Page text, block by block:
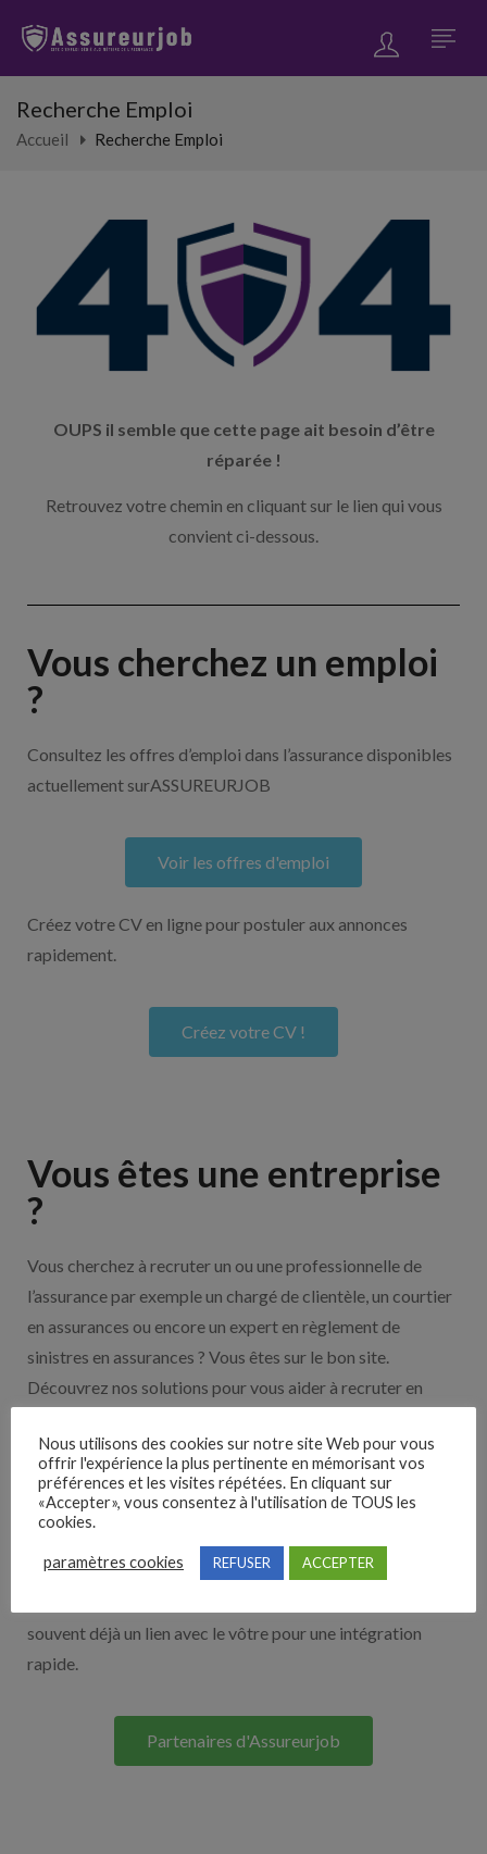
Recherche Emploi
Accueil Recherche Emploi
OUPS il semble que cette page ait besoin d’être
réparée !
Retrouvez votre chemin en cliquant sur le lien qui vous
convient ci-dessous.
Vous cherchez un emploi
?
Consultez les offres d’emploi dans l’assurance disponibles
actuellement surASSUREURJOB
Voir les offres d'emploi
Créez votre CV en ligne pour postuler aux annonces
rapidement.
Créez votre CV !
Vous êtes une entreprise
?
Vous cherchez à recruter un ou une professionnelle de
l’assurance par exemple un chargé de clientèle, un courtier
en assurances ou encore un expert en règlement de
sinistres en assurances ? Vous êtes sur le bon site.
Découvrez nos solutions pour vous aider à recruter en
Nos solutions entreprises
Découvrez nos partenaires ! Moteurs de recherches,
multidiffuseurs, sites payant… nombreux sont nos
souvent déjà un lien avec le vôtre pour une intégration
rapide.
Partenaires d'Assureurjob
Nous utilisons des cookies sur notre site Web pour vous
offrir l'expérience la plus pertinente en mémorisant vos
préférences et les visites répétées. En cliquant sur
«Accepter», vous consentez à l'utilisation de TOUS les
cookies.
paramètres cookies REFUSER ACCEPTER